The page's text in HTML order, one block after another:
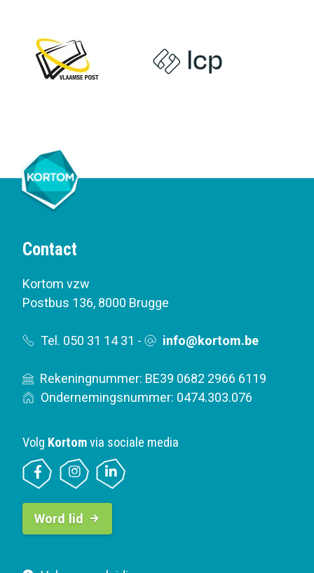
Contact
Kortom vzw
Postbus 136, 8000 Brugge
Tel. 050 31 14 31 - info@kortom.be
Rekeningnummer: BE39 0682 2966 6119
Ondernemingsnummer: 0474.303.076
Volg Kortomvia sociale media
B
t
Word lid